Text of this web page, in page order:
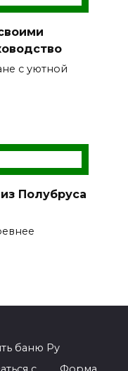
с уютной
Полубруса
баню Ру